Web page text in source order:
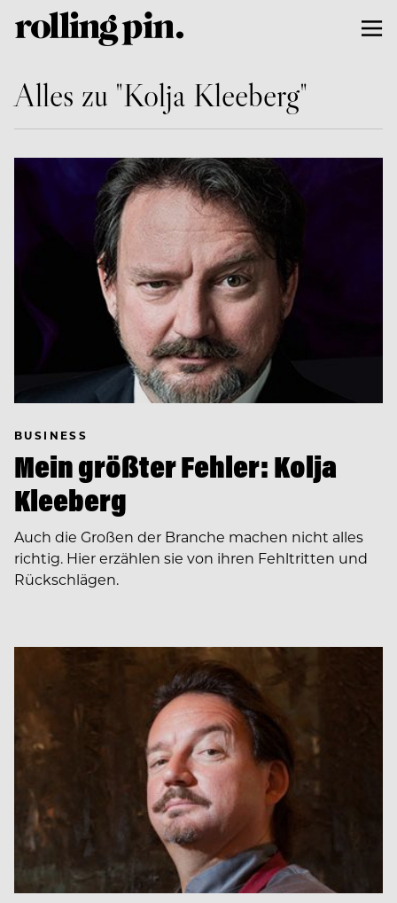
Alles zu "Kolja Kleeberg"
BUSINESS
Mein größter Fehler: Kolja
Kleeberg
Auch die Großen der Branche machen nicht alles
richtig. Hier erzählen sie von ihren Fehltritten und
Rückschlägen.